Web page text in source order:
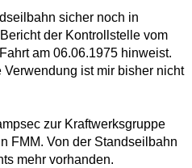
sicher noch in
der Kontrollstelle vom
am 06.06.1975 hinweist.
ist mir bisher nicht
zur Kraftwerksgruppe
FMM. Von der Standseilbahn
mehr vorhanden.